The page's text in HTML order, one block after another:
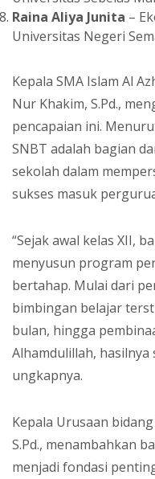
Raina Aliya Junita –
Universitas Negeri
Kepala SMA Islam Al
Nur Khakim, S.Pd.,
pencapaian ini.
SNBT adalah bagian
sekolah dalam
sukses masuk
“Sejak awal kelas XII,
menyusun program
bertahap. Mulai dari
bimbingan belajar
bulan, hingga
Alhamdulillah, hasilnya
ungkapnya.
Kepala Urusaan
S.Pd., menambahkan
menjadi fondasi